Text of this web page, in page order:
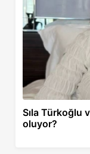
Sıla Türkoğlu
oluyor?